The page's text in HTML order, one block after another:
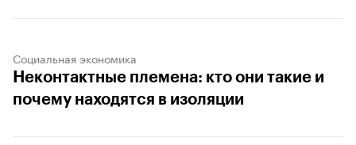
Социальная экономика
Неконтактные племена: кто они такие и
почему находятся в изоляции